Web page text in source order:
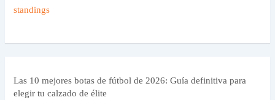
standings
Las 10 mejores botas de fútbol de 2026: Guía definitiva para
elegir tu calzado de élite